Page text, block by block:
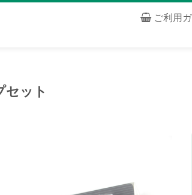
ご利用
ット